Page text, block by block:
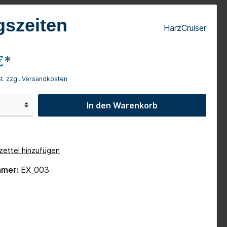
HarzCruiser
zzgl. Versandkosten
In den Warenkorb
hinzufügen
EX_003